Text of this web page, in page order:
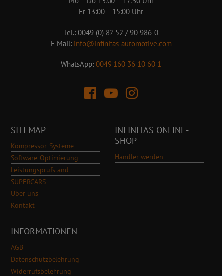
Fr 13:00 – 15:00 Uhr
Tel.: 0049 (0) 82 52 / 90 986-0
E-Mail: info@infinitas-automotive.com
WhatsApp: 0049 160 36 10 60 1
SITEMAP
Kompressor-Systeme
Software-Optimierung
Leistungsprüfstand
SUPERCARS
Über uns
Kontakt
INFINITAS ONLINE-
SHOP
Händler werden
INFORMATIONEN
AGB
Datenschutzbelehrung
Widerrufsbelehrung